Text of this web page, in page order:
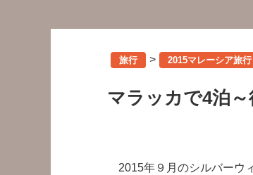
旅行 > 2015マレーシア旅行
マラッカで4泊
2015年９月のシルバーウ